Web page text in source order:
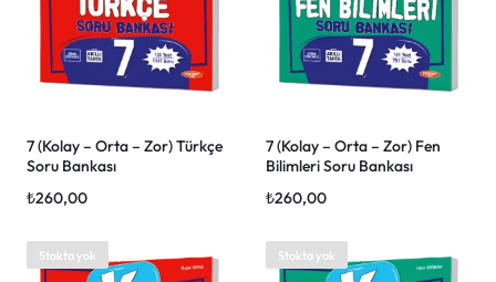
7 (Kolay – Orta – Zor) Türkçe
Soru Bankası
₺260,00
7 (Kolay – Orta – Zor) Fen
Bilimleri Soru Bankası
₺260,00
Stokta yok Stokta yok